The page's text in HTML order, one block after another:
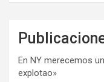
En NY merecemos
explotao»